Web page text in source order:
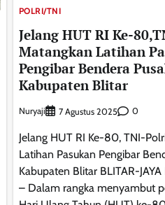
POLRI/TNI
Jelang HUT RI Ke-
Matangkan Latihan
Pengibar Bendera
Kabupaten Blitar
Nuryaji 7 Agustus 2025 0
Jelang HUT RI Ke-80, TNI-
Latihan Pasukan Pengibar
Kabupaten Blitar BLITAR-JAYA
– Dalam rangka menyambut